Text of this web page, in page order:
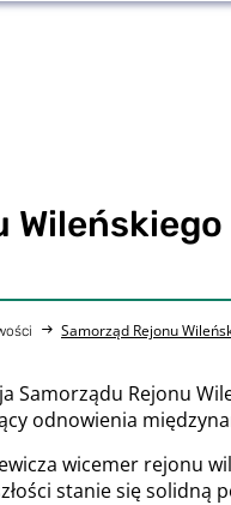
Samorząd Rejonu
Samorządu Rejonu
odnowienia
wicemer rejonu
stanie się